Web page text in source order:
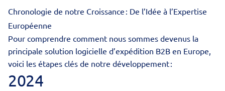
Chronologie de notre Croissance : De l’Idée à l’Expertise
Européenne
Pour comprendre comment nous sommes devenus la
principale solution logicielle d’expédition B2B en Europe,
voici les étapes clés de notre développement :
2024